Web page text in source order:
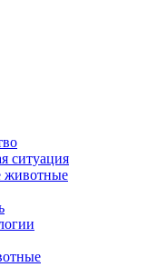
ситуация
животные